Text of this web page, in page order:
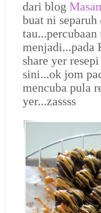
dari blog
buat ni separuh
menjadi...pada
share yer
sini...ok jom
mencuba pula
yer...zassss